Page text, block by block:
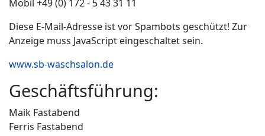
Mobil +49 (0) 172 - 5 43 31 11
Diese E-Mail-Adresse ist vor Spambots geschützt! Zur
Anzeige muss JavaScript eingeschaltet sein.
www.sb-waschsalon.de
Geschäftsführung:
Maik Fastabend
Ferris Fastabend